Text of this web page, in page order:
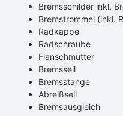
Bremsschilder inkl.
Bremstrommel (inkl.
Radkappe
Radschraube
Flanschmutter
Bremsseil
Bremsstange
Abreißseil
Bremsausgleich